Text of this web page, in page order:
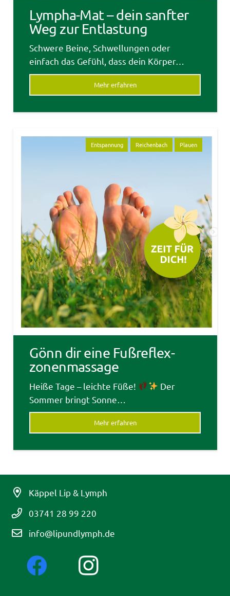
Lympha-Mat – dein sanfter
Weg zur Entlastung
Schwere Beine, Schwellungen oder
einfach das Gefühl, dass dein Körper…
Mehr erfahren
Entspannung Reichenbach Plauen
Gönn dir eine Fußreflex­
zonen­massage
Heiße Tage – leichte Füße!
Der
Sommer bringt Sonne…
Mehr erfahren
Käppel Lip & Lymph
03741 28 99 220
info@lipundlymph.de